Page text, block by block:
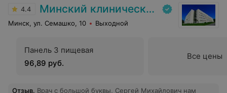
4.4 Минский клинический консультативно-диагностический центр
Минск, ул. Семашко, 10 Выходной
Панель 3 пищевая
96,89 руб.
Все цены
Отзыв. Врач с большой буквы, Сергей Михайлович нам